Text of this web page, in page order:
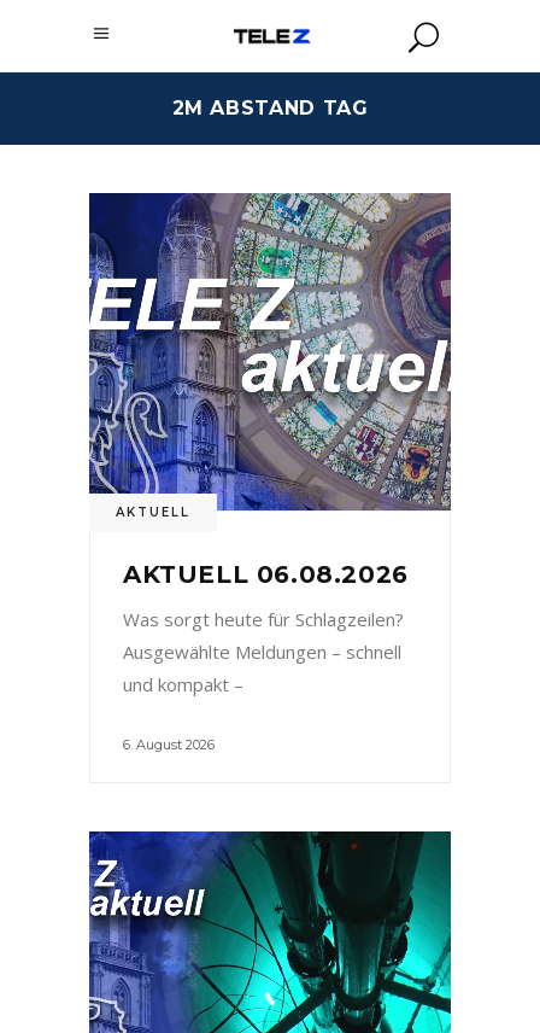
2M ABSTAND TAG
AKTUELL
AKTUELL 06.08.2026
Was sorgt heute für Schlagzeilen?
Ausgewählte Meldungen – schnell
und kompakt –
6. August 2026